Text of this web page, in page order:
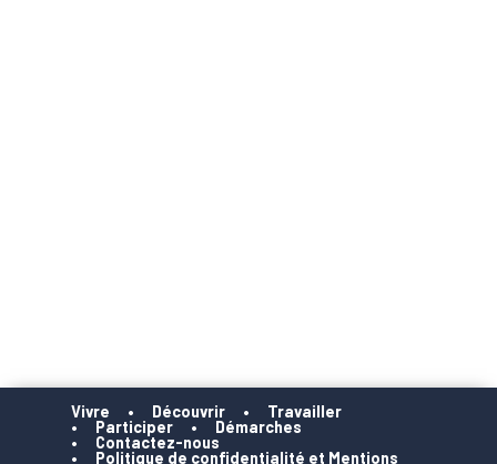
Vivre Découvrir
Travailler
Participer
Démarches
Contactez-nous
Politique de confidentialité et Mentions